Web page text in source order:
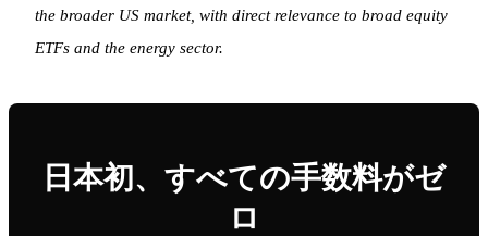
the broader US market, with direct relevance to broad equity
ETFs and the energy sector.
日本初、すべての手数料がゼ
ロ